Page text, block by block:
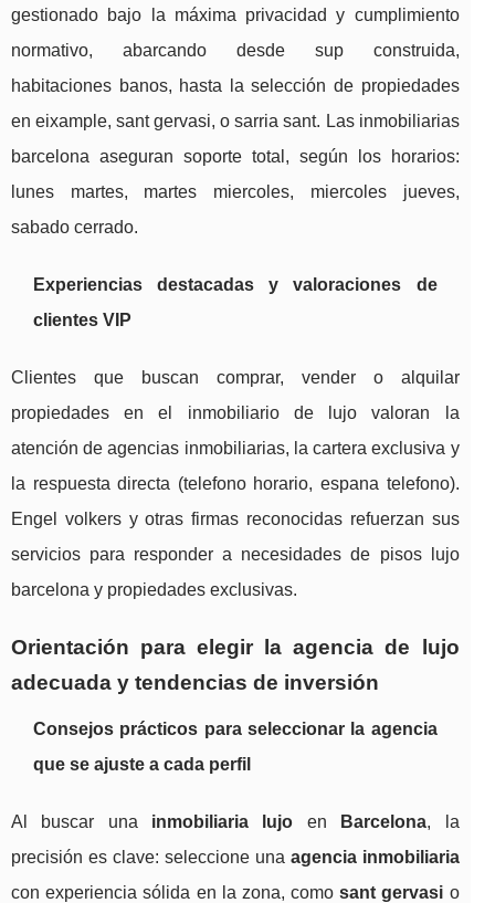
gestionado bajo la máxima privacidad y cumplimiento
normativo, abarcando desde sup construida,
habitaciones banos, hasta la selección de propiedades
en eixample, sant gervasi, o sarria sant. Las inmobiliarias
barcelona aseguran soporte total, según los horarios:
lunes martes, martes miercoles, miercoles jueves,
sabado cerrado.
Experiencias destacadas y valoraciones de
clientes VIP
Clientes que buscan comprar, vender o alquilar
propiedades en el inmobiliario de lujo valoran la
atención de agencias inmobiliarias, la cartera exclusiva y
la respuesta directa (telefono horario, espana telefono).
Engel volkers y otras firmas reconocidas refuerzan sus
servicios para responder a necesidades de pisos lujo
barcelona y propiedades exclusivas.
Orientación para elegir la agencia de lujo
adecuada y tendencias de inversión
Consejos prácticos para seleccionar la agencia
que se ajuste a cada perfil
Al buscar una inmobiliaria lujo en Barcelona, la
precisión es clave: seleccione una agencia inmobiliaria
con experiencia sólida en la zona, comosant gervasi o